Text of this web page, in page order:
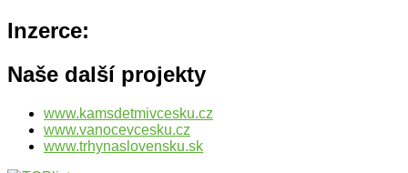
Inzerce:
Naše další projekty
www.kamsdetmivcesku.cz
www.vanocevcesku.cz
www.trhynaslovensku.sk